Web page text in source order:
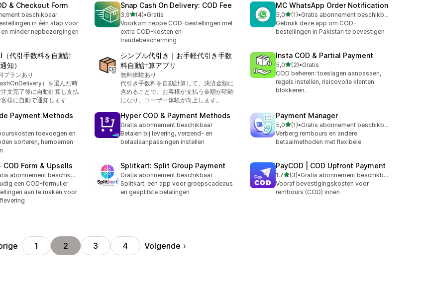
& Checkout Form
beschikbaar
in één stap voor
minder nepbezorgingen
Snap Cash On Delivery: COD Fee
3,9van 5 sterren
(4)
4 recensies in totaal
•Gratis
Voorkom neppe COD-bestellingen met
extra COD-kosten en
fraudebescherming
MC WhatsApp Order Notification
5,0van 5 sterren
(1)
1 recensies in totaal
•
Gratis abonnement beschikbaar
Gebruik deze app om COD-
bestellingen in Pakistan te bevestigen
（代引手数料を自動計
知）
totaal
プランあり
）を選んだ時
文完了後に自動計算し支払
様に自動で通知します
シンプル代引き｜お手軽代引き手数
料自動計算アプリ
無料体験あり
代引き手数料を自動計算して、決済金額に
含めることで、お客様が支払う金額が明確
になり、ユーザー体験が向上します。
Insta COD & Partial Payment
5,0van 5 sterren
(2)
2 recensies in totaal
•Gratis
COD beheren: toeslagen aanpassen,
regels instellen, risicovolle klanten
blokkeren.
Payment Methods
toevoegen en
sorteren, hernoemen
Hyper COD & Payment Methods
Gratis abonnement beschikbaar
Betalen bij levering, verzend- en
betaalaanpassingen instellen
Payment Manager
5,0van 5 sterren
(1)
1 recensies in totaal
•
Gratis abonnement beschikbaar
Verberg rembours en andere
betaalmethoden met flexibele
COD Form & Upsells
totaal
Gratis abonnement beschikbaar
een COD-formulier
aan te maken voor
Splitkart: Split Group Payment
Gratis abonnement beschikbaar
Splitkart, een app voor groepscadeaus
en gesplitste betalingen
PayCOD | COD Upfront Payment
1,7van 5 sterren
(3)
3 recensies in totaal
•
Gratis abonnement beschikbaar
Vooraf bevestigingskosten voor
rembours (COD) innen
1 2 3 4 Volgende